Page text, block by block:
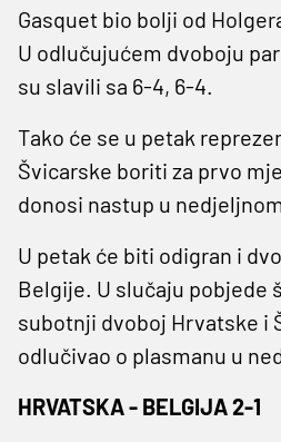
Gasquet bio bolji od
U odlučujućem dvoboju
su slavili sa 6-4, 6-4.
Tako će se u petak
Švicarske boriti za prvo
donosi nastup u
U petak će biti odigran i
Belgije. U slučaju pobjede
subotnji dvoboj Hrvatske i
odlučivao o plasmanu u
HRVATSKA - BELGIJA 2-1